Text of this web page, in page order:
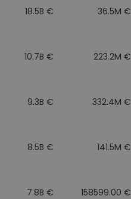
18.5B € 36.5M €
10.7B € 223.2M €
9.3B € 332.4M €
8.5B € 141.5M €
7.8B € 158599.00 €